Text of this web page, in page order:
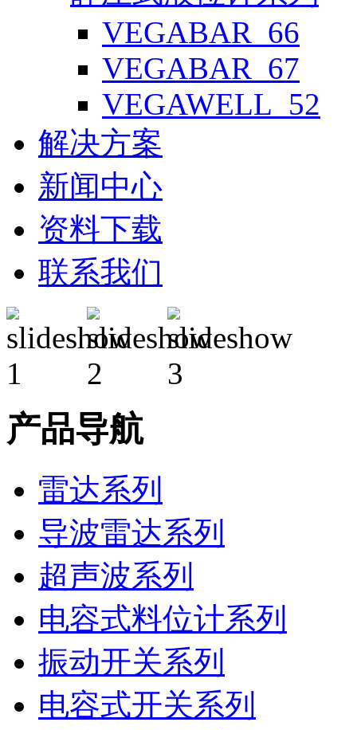
VEGABAR_66
VEGABAR_67
VEGAWELL_52
解决方案
新闻中心
资料下载
联系我们
产品导航
雷达系列
导波雷达系列
超声波系列
电容式料位计系列
振动开关系列
电容式开关系列